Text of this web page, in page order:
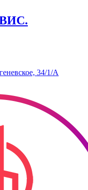
34/1/А